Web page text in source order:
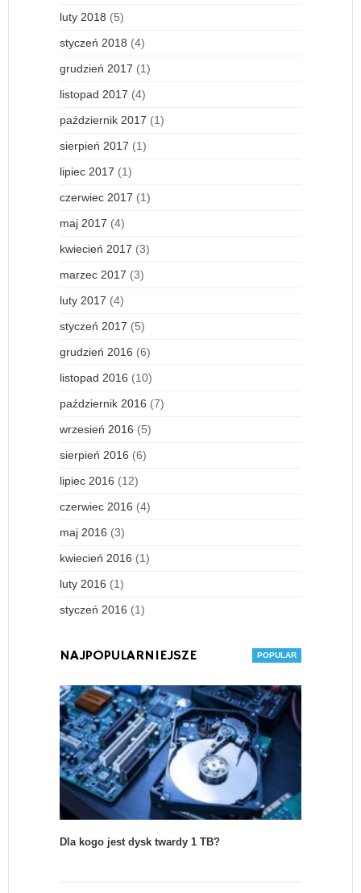
luty 2018 (5)
styczeń 2018 (4)
grudzień 2017 (1)
listopad 2017 (4)
październik 2017 (1)
sierpień 2017 (1)
lipiec 2017 (1)
czerwiec 2017 (1)
maj 2017 (4)
kwiecień 2017 (3)
marzec 2017 (3)
luty 2017 (4)
styczeń 2017 (5)
grudzień 2016 (6)
listopad 2016 (10)
październik 2016 (7)
wrzesień 2016 (5)
sierpień 2016 (6)
lipiec 2016 (12)
czerwiec 2016 (4)
maj 2016 (3)
kwiecień 2016 (1)
luty 2016 (1)
styczeń 2016 (1)
NAJPOPULARNIEJSZE
Dla kogo jest dysk twardy 1 TB?